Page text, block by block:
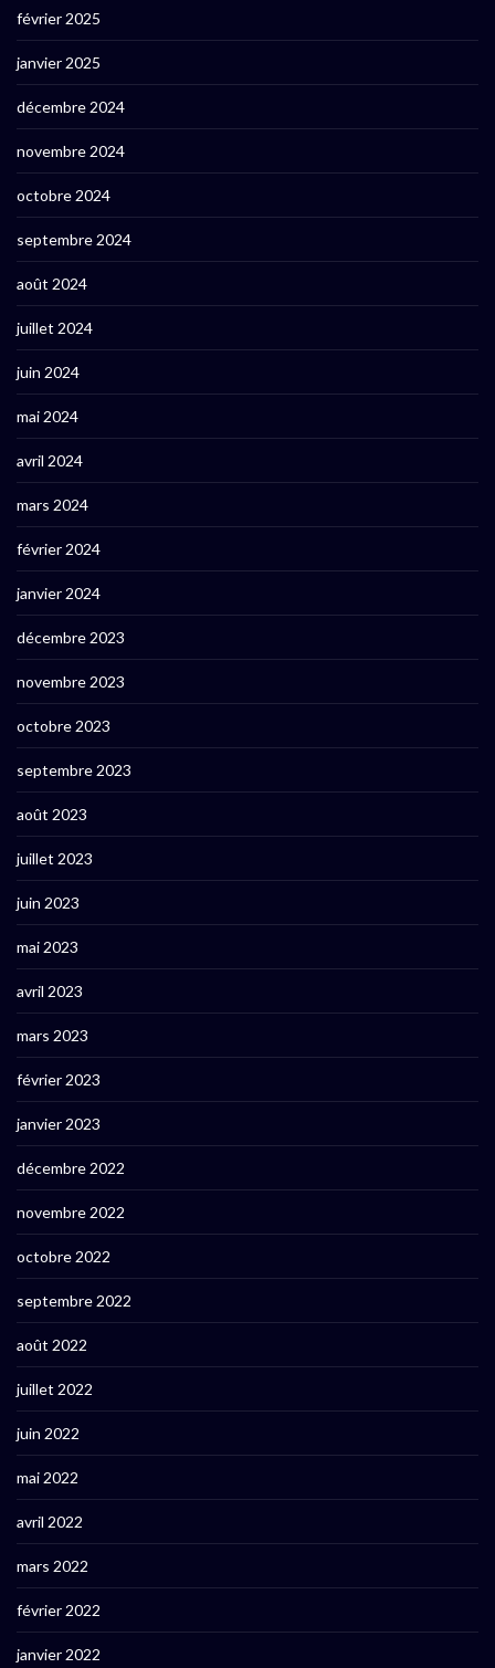
février 2025
janvier 2025
décembre 2024
novembre 2024
octobre 2024
septembre 2024
août 2024
juillet 2024
juin 2024
mai 2024
avril 2024
mars 2024
février 2024
janvier 2024
décembre 2023
novembre 2023
octobre 2023
septembre 2023
août 2023
juillet 2023
juin 2023
mai 2023
avril 2023
mars 2023
février 2023
janvier 2023
décembre 2022
novembre 2022
octobre 2022
septembre 2022
août 2022
juillet 2022
juin 2022
mai 2022
avril 2022
mars 2022
février 2022
janvier 2022